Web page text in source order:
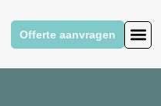
Offerte aanvragen